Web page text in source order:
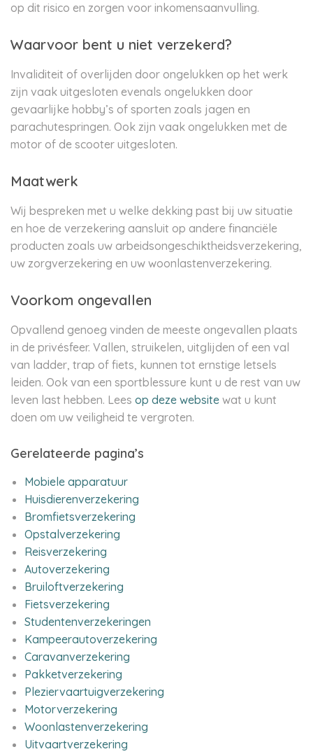
op dit risico en zorgen voor inkomensaanvulling.
Waarvoor bent u niet verzekerd?
Invaliditeit of overlijden door ongelukken op het werk
zijn vaak uitgesloten evenals ongelukken door
gevaarlijke hobby’s of sporten zoals jagen en
parachutespringen. Ook zijn vaak ongelukken met de
motor of de scooter uitgesloten.
Maatwerk
Wij bespreken met u welke dekking past bij uw situatie
en hoe de verzekering aansluit op andere financiële
producten zoals uw arbeidsongeschiktheidsverzekering,
uw zorgverzekering en uw woonlastenverzekering.
Voorkom ongevallen
Opvallend genoeg vinden de meeste ongevallen plaats
in de privésfeer. Vallen, struikelen, uitglijden of een val
van ladder, trap of fiets, kunnen tot ernstige letsels
leiden. Ook van een sportblessure kunt u de rest van uw
leven last hebben. Lees op deze website wat u kunt
doen om uw veiligheid te vergroten.
Gerelateerde pagina’s
Mobiele apparatuur
Huisdierenverzekering
Bromfietsverzekering
Opstalverzekering
Reisverzekering
Autoverzekering
Bruiloftverzekering
Fietsverzekering
Studentenverzekeringen
Kampeerautoverzekering
Caravanverzekering
Pakketverzekering
Pleziervaartuigverzekering
Motorverzekering
Woonlastenverzekering
Uitvaartverzekering